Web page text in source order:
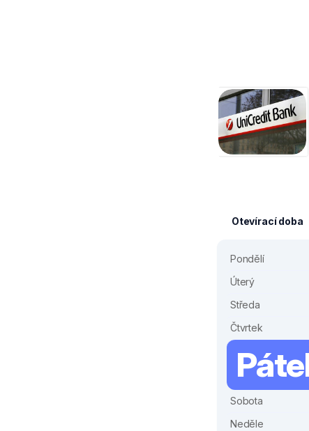
Otevírací doba
Pondělí
Úterý
Středa
Čtvrtek
Sobota
Neděle